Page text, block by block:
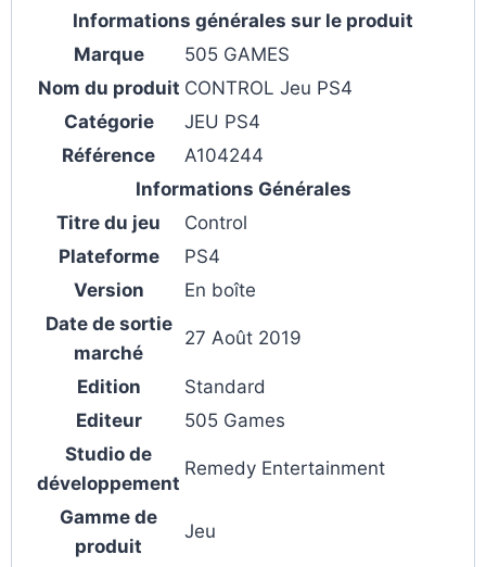
Informations générales sur le produit
Marque
505 GAMES
Nom du produit CONTROL Jeu PS4
Catégorie
JEU PS4
Référence
A104244
Informations Générales
Titre du jeu
Control
Plateforme
PS4
Version
En boîte
Date de sortie
marché
27 Août 2019
Edition
Standard
Editeur
505 Games
Studio de
développement
Remedy Entertainment
Gamme de
produit
Jeu